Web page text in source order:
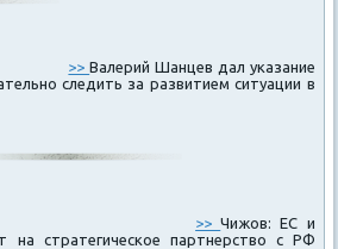
>>Валерий Шанцев дал указание
следить за развитием ситуации в
>>Чижов: ЕС и
стратегическое партнерство с РФ